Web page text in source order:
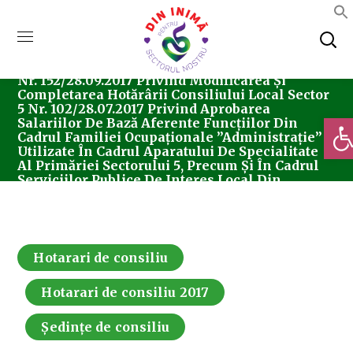
Consiliul Local Sector 5
Hotarari De Consiliu
Nr. 152/28.09.2017 Privind Modificarea Și
Completarea Hotărârii Consiliului Local Sector
5 Nr. 102/28.07.2017 Privind Aprobarea
Salariilor De Bază Aferente Funcțiilor Din
Cadrul Familiei Ocupaționale ”Administrație”
Utilizate În Cadrul Aparatului De Specialitate
Al Primăriei Sectorului 5, Precum Și În Cadrul
Serviciilor Publice De Interes Local Din
Hotarari de consiliu
Hotarari de consiliu 2017
Ședințe de consiliu